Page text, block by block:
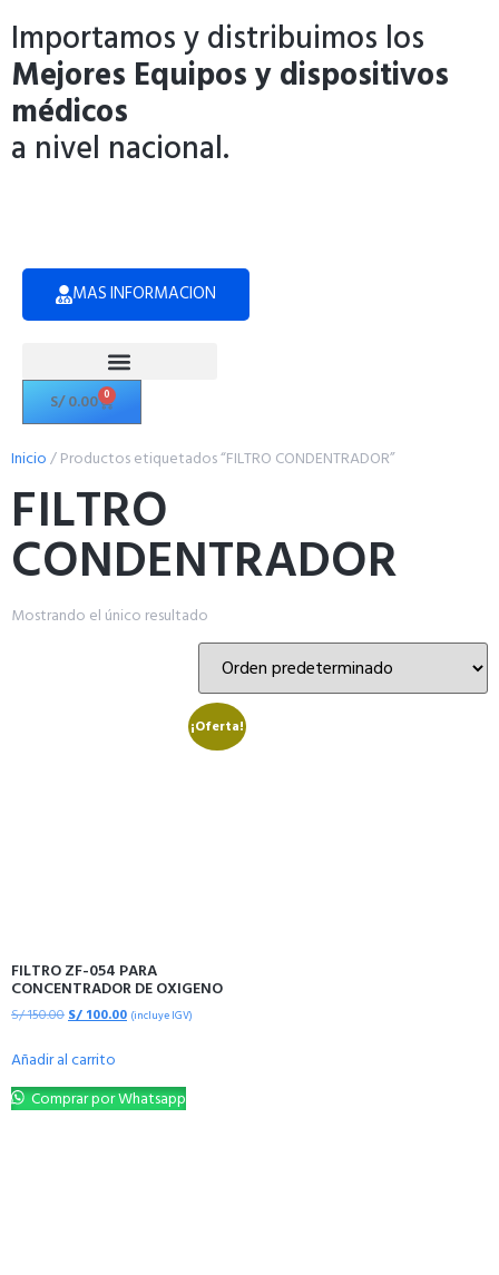
Importamos y distribuimos los
Mejores Equipos y dispositivos
médicos
a nivel nacional.
MAS INFORMACION
S/0.00 0
Inicio/ Productos etiquetados “FILTRO CONDENTRADOR”
FILTRO
CONDENTRADOR
Mostrando el único resultado
¡Oferta!
FILTRO ZF-054 PARA
CONCENTRADOR DE OXIGENO
S/150.00 S/ 100.00 (incluye IGV)
Añadir al carrito
Comprar por Whatsapp